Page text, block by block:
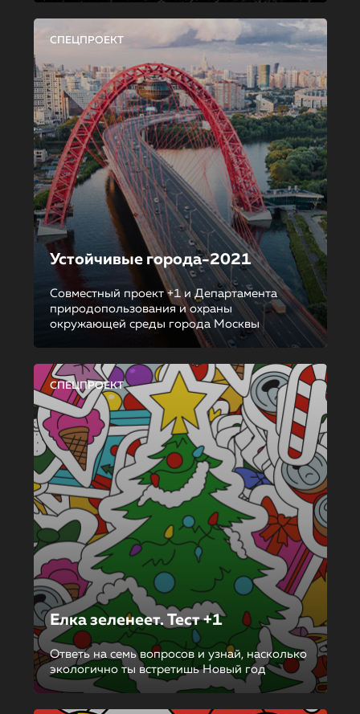
СПЕЦПРОЕКТ
Устойчивые города-2021
Совместный проект +1 и Департамента
природопользования и охраны
окружающей среды города Москвы
СПЕЦПРОЕКТ
Елка зеленеет. Тест +1
Ответь на семь вопросов и узнай, насколько
экологично ты встретишь Новый год